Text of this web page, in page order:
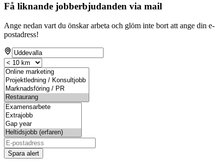
Få liknande jobberbjudanden via mail
Ange nedan vart du önskar arbeta och glöm inte bort att ange din e-
postadress!
Spara alert